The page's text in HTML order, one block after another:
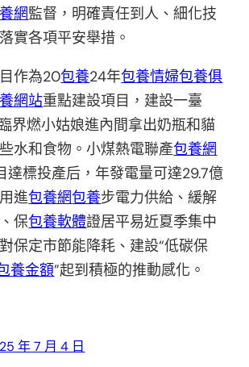
網監督，明確責任到人、細化技
實各項平安舉措。
目作為20包養24年包養情婦包養俱
網站重點建設項目，建設一臺
界燃小姑娘進內間拿出奶瓶和貓
水和食物。小煤熱電聯產包養網
達標投產后，年發電量可達29.7億
進包養網包養步電力供給、緩解
保包養軟體證居平易近夏季集中
保定市節能降耗、建設“低碳保
養金額”起到積極的推動感化。
年 7 月 4 日